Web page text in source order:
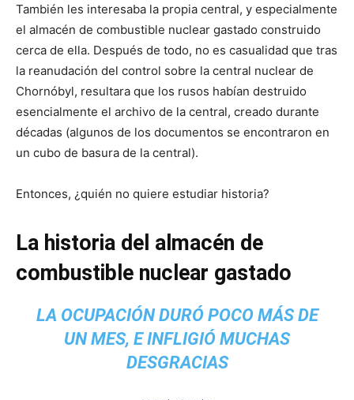
También les interesaba la propia central, y especialmente
el almacén de combustible nuclear gastado construido
cerca de ella. Después de todo, no es casualidad que tras
la reanudación del control sobre la central nuclear de
Chornóbyl, resultara que los rusos habían destruido
esencialmente el archivo de la central, creado durante
décadas (algunos de los documentos se encontraron en
un cubo de basura de la central).
Entonces, ¿quién no quiere estudiar historia?
La historia del almacén de
combustible nuclear gastado
LA OCUPACIÓN DURÓ POCO MÁS DE
UN MES, E INFLIGIÓ MUCHAS
DESGRACIAS